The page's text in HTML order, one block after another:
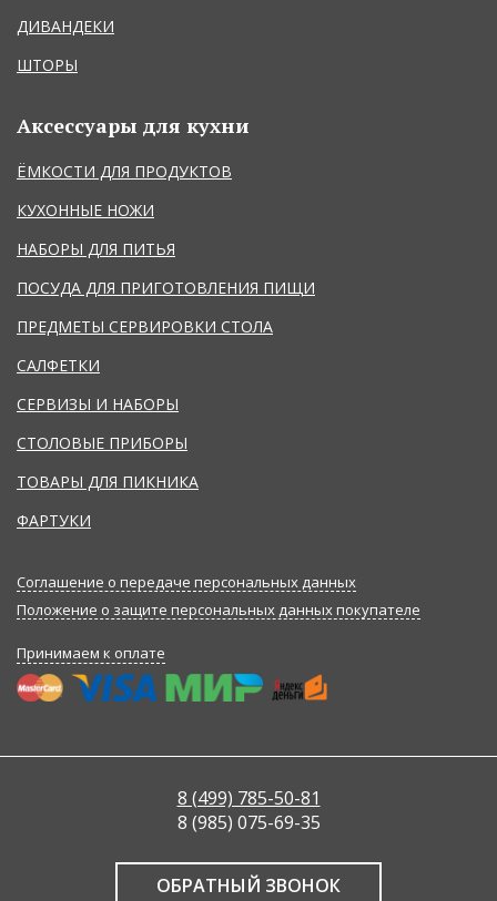
ДИВАНДЕКИ
ШТОРЫ
Аксессуары для кухни
ЁМКОСТИ ДЛЯ ПРОДУКТОВ
КУХОННЫЕ НОЖИ
НАБОРЫ ДЛЯ ПИТЬЯ
ПОСУДА ДЛЯ ПРИГОТОВЛЕНИЯ ПИЩИ
ПРЕДМЕТЫ СЕРВИРОВКИ СТОЛА
САЛФЕТКИ
СЕРВИЗЫ И НАБОРЫ
СТОЛОВЫЕ ПРИБОРЫ
ТОВАРЫ ДЛЯ ПИКНИКА
ФАРТУКИ
Соглашение о передаче персональных данных
Положение о защите персональных данных покупателе
Принимаем к оплате
8 (499) 785-50-81
8 (985) 075-69-35
ОБРАТНЫЙ ЗВОНОК